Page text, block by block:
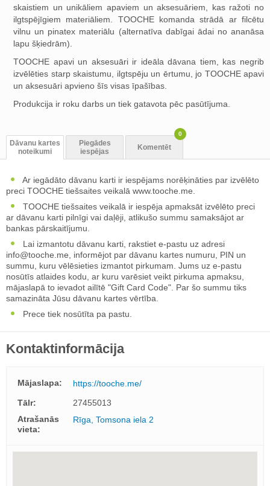
skaistiem un unikāliem apaviem un aksesuāriem, kas ražoti no
ilgtspējīgiem materiāliem. TOOCHE komanda strādā ar filcētu
vilnu un pinatex materiālu (alternatīva dabīgai ādai no ananāsa
lapu šķiedrām).
TOOCHE apavi un aksesuāri ir ideāla dāvana tiem, kas negrib
izvēlēties starp skaistumu, ilgtspēju un ērtumu, jo TOOCHE apavi
un aksesuāri apvieno šīs visas īpašības.
Produkcija ir roku darbs un tiek gatavota pēc pasūtījuma.
Dāvanu kartes
noteikumi
Piegādes
iespējas
Komentēt
0
Ar iegādāto dāvanu karti ir iespējams norēķināties par izvēlēto
preci TOOCHE tiešsaites veikalā www.tooche.me.
TOOCHE tiešsaites veikalā ir iespēja apmaksāt izvēlēto preci
ar dāvanu karti pilnīgi vai daļēji, atlikušo summu samaksājot ar
bankas pārskaitījumu.
Lai izmantotu dāvanu karti, rakstiet e-pastu uz adresi
info@tooche.me , informējot par dāvanu kartes numuru, PIN un
summu, kuru vēlēsieties izmantot pirkumam. Jums uz e-pastu
nosūtīs atlaides kodu, ar kuru varēsiet veikt pirkuma apmaksu,
mājaslapā to ievadot ailītē "Gift Card Code". Par šo summu tiks
samazināta Jūsu dāvanu kartes vērtība.
Prece tiek nosūtīta pa pastu.
Kontaktinformācija
Mājaslapa:
https://tooche.me/
Tālr:
27455013
Atrašanās
vieta:
Rīga, Tomsona iela 2